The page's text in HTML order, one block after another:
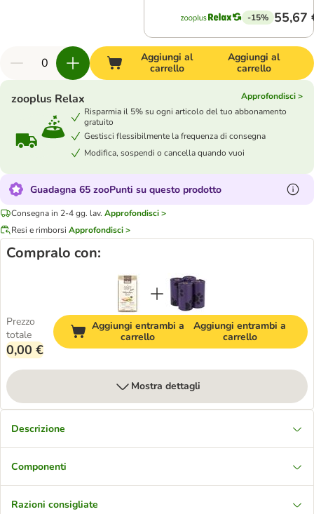
-15% 55,67
Aggiungi al
carrello
Aggiungi al
carrello
zooplus Relax
Approfondisci >
Risparmia il 5% su ogni articolo del tuo abbonamento
gratuito
Gestisci flessibilmente la frequenza di consegna
Modifica, sospendi o cancella quando vuoi
Guadagna 65 zooPunti su questo prodotto
Consegna in 2-4 gg. lav. Approfondisci >
Resi e rimborsi Approfondisci >
Compralo con:
Prezzo
totale
0,00 €
Aggiungi entrambi a
carrello
Aggiungi entrambi a
carrello
Mostra dettagli
Descrizione
Componenti
Razioni consigliate